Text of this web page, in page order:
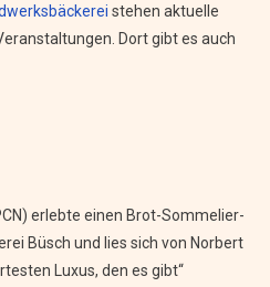
stehen aktuelle
Dort gibt es auch
erlebte einen Brot-Sommelier-
Büsch und lies sich von Norbert
Luxus, den es gibt“